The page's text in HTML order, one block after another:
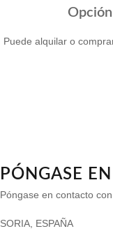
Puede alquilar o
PÓNGASE
Póngase en contacto
SORIA, ESPAÑA